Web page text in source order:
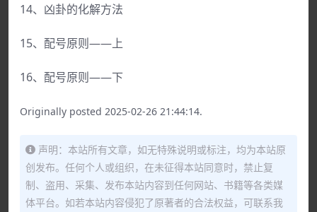
14、凶卦的化解方法
15、配号原则——上
16、配号原则——下
Originally posted 2025-02-26 21:44:14.
声明：本站所有文章，如无特殊说明或标注，均为本站原
创发布。任何个人或组织，在未征得本站同意时，禁止复
制、盗用、采集、发布本站内容到任何网站、书籍等各类媒
体平台。如若本站内容侵犯了原著者的合法权益，可联系我